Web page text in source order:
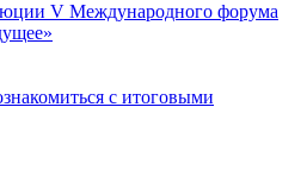
V Международного форума
с итоговыми